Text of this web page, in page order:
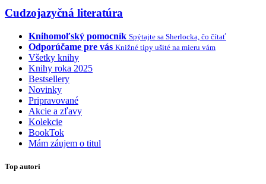
Cudzojazyčná literatúra
Knihomoľský pomocník Spýtajte sa Sherlocka, čo čítať
Odporúčame pre vás Knižné tipy ušité na mieru vám
Všetky knihy
Knihy roka 2025
Bestsellery
Novinky
Pripravované
Akcie a zľavy
Kolekcie
BookTok
Mám záujem o titul
Top autori